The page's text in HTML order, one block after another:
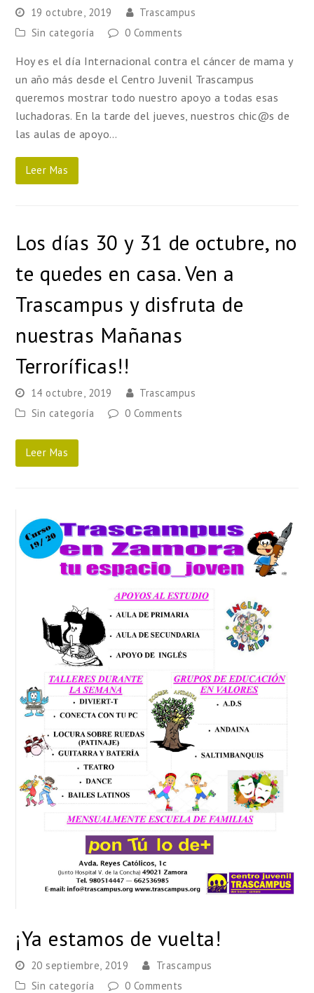
19 octubre, 2019
Trascampus
Sin categoría
0 Comments
Hoy es el día Internacional contra el cáncer de mama y
un año más desde el Centro Juvenil Trascampus
queremos mostrar todo nuestro apoyo a todas esas
luchadoras. En la tarde del jueves, nuestros chic@s de
las aulas de apoyo…
Leer Mas
Los días 30 y 31 de octubre, no
te quedes en casa. Ven a
Trascampus y disfruta de
nuestras Mañanas
Terroríficas!!
14 octubre, 2019
Trascampus
Sin categoría
0 Comments
Leer Mas
¡Ya estamos de vuelta!
20 septiembre, 2019
Trascampus
Sin categoría
0 Comments